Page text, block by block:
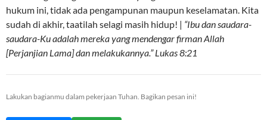
hukum ini, tidak ada pengampunan maupun keselamatan. Kita
sudah di akhir, taatilah selagi masih hidup! | “Ibu dan saudara-
saudara-Ku adalah mereka yang mendengar firman Allah
[Perjanjian Lama] dan melakukannya.” Lukas 8:21
Lakukan bagianmu dalam pekerjaan Tuhan. Bagikan pesan ini!